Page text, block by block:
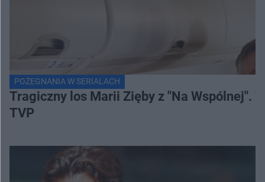
POŻEGNANIA W SERIALACH
Tragiczny los Marii Zięby z "Na Wspólnej".
TVP